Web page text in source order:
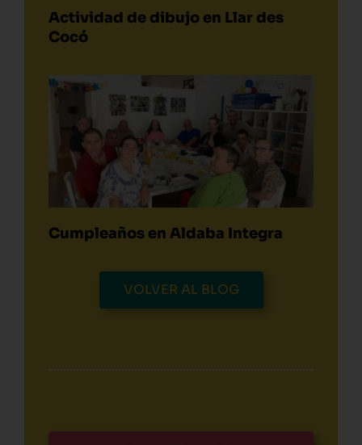
Actividad de dibujo en Llar des
Cocó
Cumpleaños en Aldaba Integra
VOLVER AL BLOG